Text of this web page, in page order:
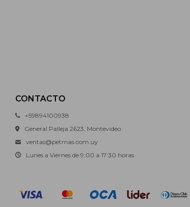
CONTACTO
+59894100938
General Palleja 2623, Montevideo
ventas@petmas.com.uy
Lunes a Viernes de 9:00 a 17:30 horas